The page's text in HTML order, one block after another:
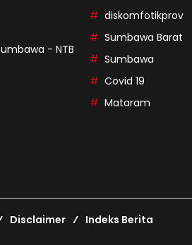
- NTB
diskomfotikprov
Sumbawa Barat
Sumbawa
Covid 19
Mataram
Disclaimer
Indeks Berita